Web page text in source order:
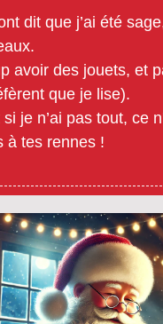
dit que j’ai été
avoir des jouets, et
que je lise).
je n’ai pas tout, ce
à tes rennes !